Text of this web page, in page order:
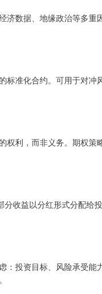
济数据、地缘政治等多
标准化合约。可用于对
权利，而非义务。期权
收益以分红形式分配给
：投资目标、风险承受